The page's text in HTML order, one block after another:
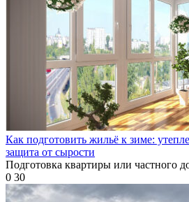
Как подготовить жильё к зиме:
защита от сырости
Подготовка квартиры или частного
0 30